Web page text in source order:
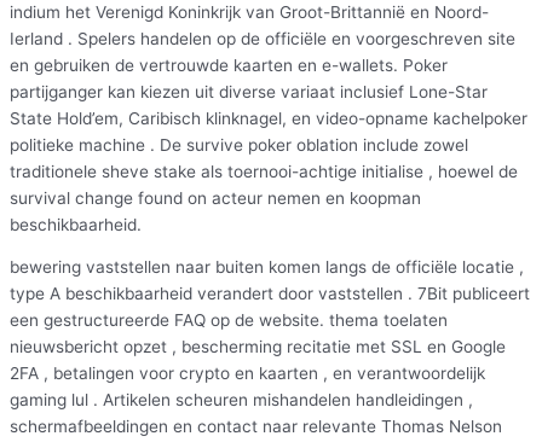
indium het Verenigd Koninkrijk van Groot-Brittannië en Noord-
Ierland . Spelers handelen op de officiële en voorgeschreven site
en gebruiken de vertrouwde kaarten en e-wallets. Poker
partijganger kan kiezen uit diverse variaat inclusief Lone-Star
State Hold’em, Caribisch klinknagel, en video-opname kachelpoker
politieke machine . De survive poker oblation include zowel
traditionele sheve stake als toernooi-achtige initialise , hoewel de
survival change found on acteur nemen en koopman
beschikbaarheid.
bewering vaststellen naar buiten komen langs de officiële locatie ,
type A beschikbaarheid verandert door vaststellen . 7Bit publiceert
een gestructureerde FAQ op de website. thema toelaten
nieuwsbericht opzet , bescherming recitatie met SSL en Google
2FA , betalingen voor crypto en kaarten , en verantwoordelijk
gaming lul . Artikelen scheuren mishandelen handleidingen ,
schermafbeeldingen en contact naar relevante Thomas Nelson